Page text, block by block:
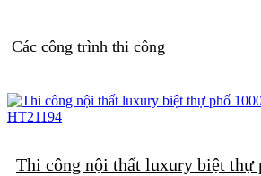
Các công trình thi công
Thi công nội thất luxury biệt thự